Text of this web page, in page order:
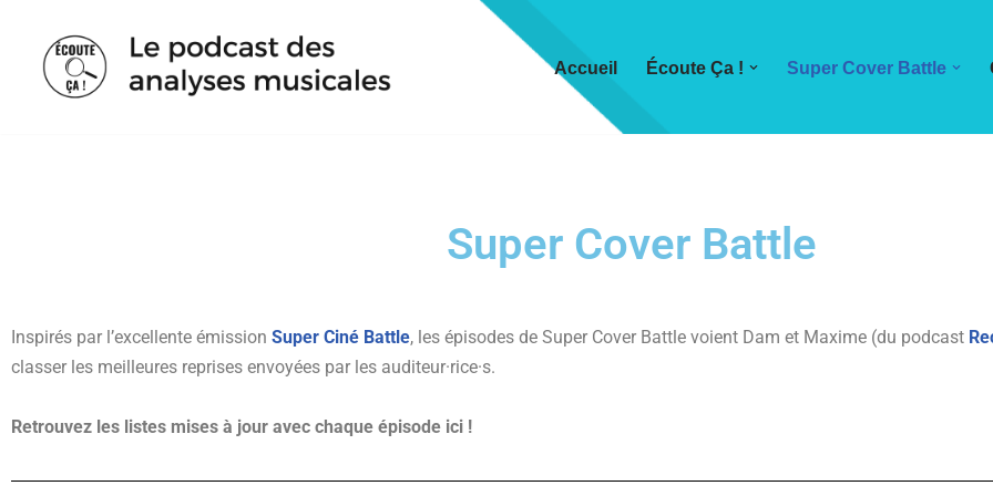
Aller
Accueil Écoute Ça ! Super Cover Battle
Super Cover Battle
Inspirés par l’excellente émission Super Ciné Battle, les épisodes de Super Cover Battle voient Dam et Maxime (du podcast
classer les meilleures reprises envoyées par les auditeur·rice·s.
Retrouvez les listes mises à jour avec chaque épisode ici !